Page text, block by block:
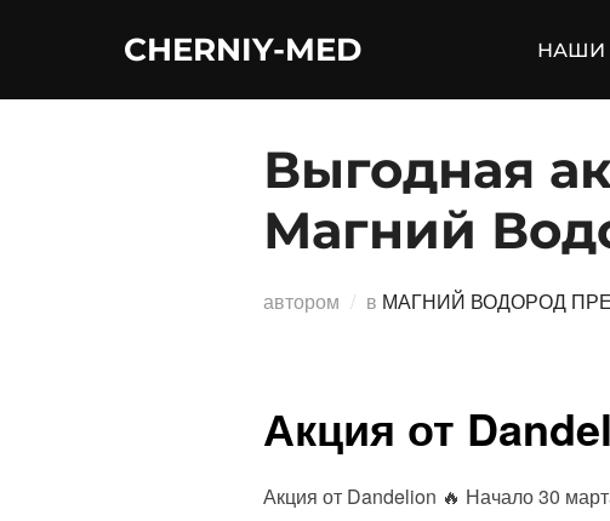
CHERNIY-MED НАШИ
Выгодная
Магний
автором в МАГНИЙ ВОДОРОД
Акция от
Акция от Dandelion 🔥 Начало 30